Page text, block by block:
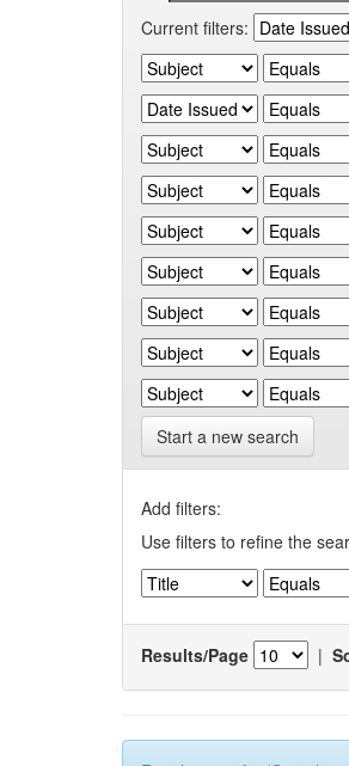
Current filters:
Start a new search
Add filters:
Use filters to refine the
Results/Page |